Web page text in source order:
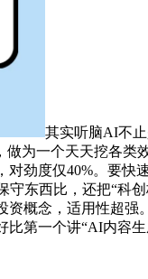
其实听脑AI不
为一个天天挖各类
劲度仅40%。要快
东西比，还把“科
概念，适用性超
第一个讲“AI内容